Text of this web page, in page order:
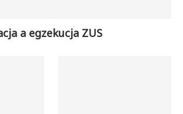
a egzekucja ZUS